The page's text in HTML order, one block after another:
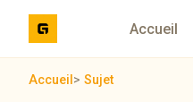
Accueil
Accueil > Sujet